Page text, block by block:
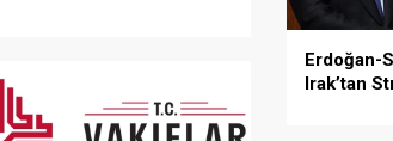
bazı memur
kamu işçilerine
yaklaşımlarını gözler önüne
Erdoğan-
Irak’tan